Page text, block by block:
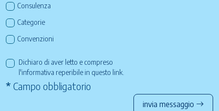
Consulenza
Categorie
Convenzioni
Dichiaro di aver letto e compreso
l'informativa reperibile in questo link
* Campo obbligatorio
invia messaggio